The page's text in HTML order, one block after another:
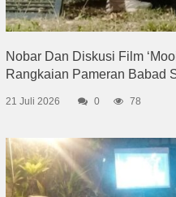
Nobar Dan Diskusi Film
Rangkaian Pameran Babad
21 Juli 2026 0 78